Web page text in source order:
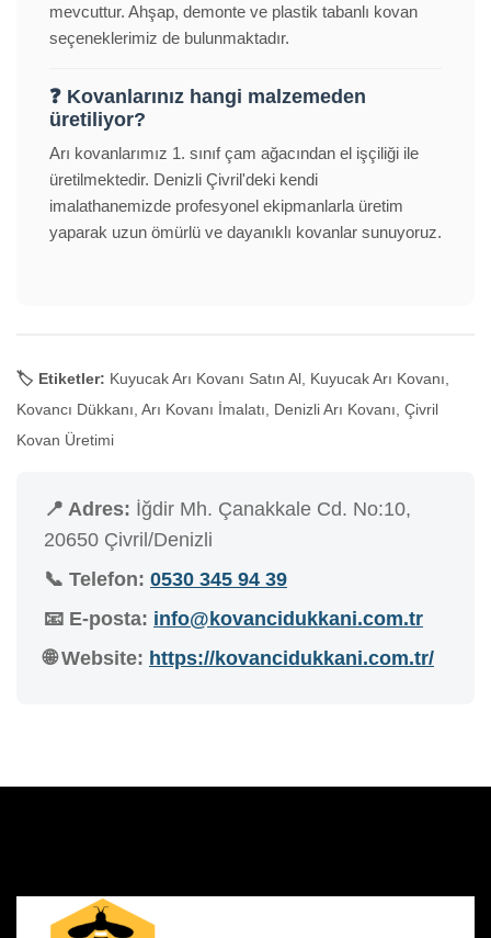
mevcuttur. Ahşap, demonte ve plastik tabanlı kovan
seçeneklerimiz de bulunmaktadır.
❓ Kovanlarınız hangi malzemeden
üretiliyor?
Arı kovanlarımız 1. sınıf çam ağacından el işçiliği ile
üretilmektedir. Denizli Çivril'deki kendi
imalathanemizde profesyonel ekipmanlarla üretim
yaparak uzun ömürlü ve dayanıklı kovanlar sunuyoruz.
🏷️ Etiketler: Kuyucak Arı Kovanı Satın Al, Kuyucak Arı Kovanı,
Kovancı Dükkanı, Arı Kovanı İmalatı, Denizli Arı Kovanı, Çivril
Kovan Üretimi
📍 Adres: İğdir Mh. Çanakkale Cd. No:10,
20650 Çivril/Denizli
📞 Telefon: 0530 345 94 39
📧 E-posta: info@kovancidukkani.com.tr
🌐 Website: https://kovancidukkani.com.tr/